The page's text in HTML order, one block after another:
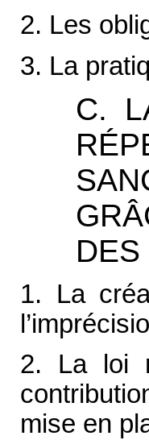
2. Les
3. La
C.
1. La
2. La loi
mise en